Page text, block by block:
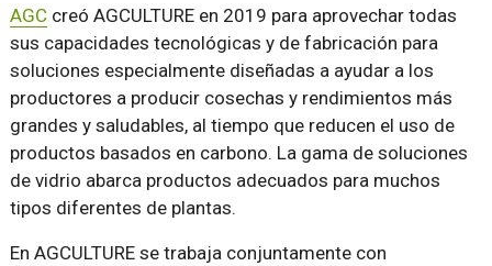
AGCcreó AGCULTURE en 2019 para aprovechar todas
sus capacidades tecnológicas y de fabricación para
soluciones especialmente diseñadas a ayudar a los
productores a producir cosechas y rendimientos más
grandes y saludables, al tiempo que reducen el uso de
productos basados en carbono. La gama de soluciones
de vidrio abarca productos adecuados para muchos
tipos diferentes de plantas.
En AGCULTURE se trabaja conjuntamente con